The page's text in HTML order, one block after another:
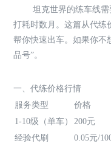
坦克世界的练车线
打耗时数月。这篇从代练
帮你快速出车。如果你不
品号”。
一、代练价格行情
服务类型
价格
1-10级（单车）
200元
经验代刷
0.05元/